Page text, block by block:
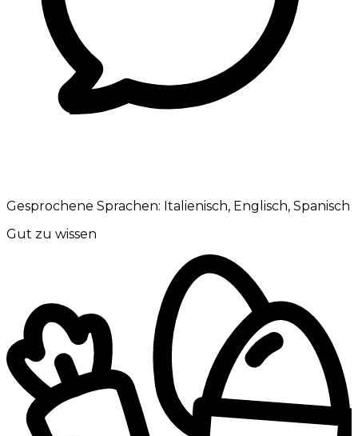
Gesprochene Sprachen: Italienisch, Englisch, Spanisch
Gut zu wissen